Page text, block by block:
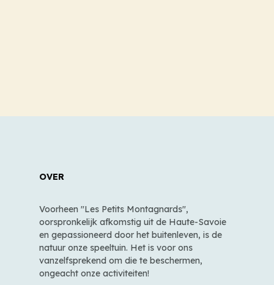
OVER
Voorheen "Les Petits Montagnards",
oorspronkelijk afkomstig uit de Haute-Savoie
en gepassioneerd door het buitenleven, is de
natuur onze speeltuin. Het is voor ons
vanzelfsprekend om die te beschermen,
ongeacht onze activiteiten!